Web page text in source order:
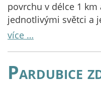
povrchu v délce 1 km
jednotlivými světci a
více …
Pardubice